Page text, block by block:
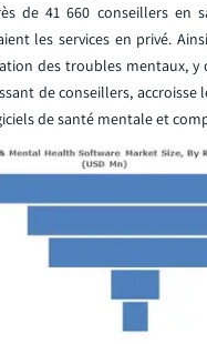
de 41 660 conseillers en
les services en privé.
des troubles mentaux, y
de conseillers, accroisse
de santé mentale et